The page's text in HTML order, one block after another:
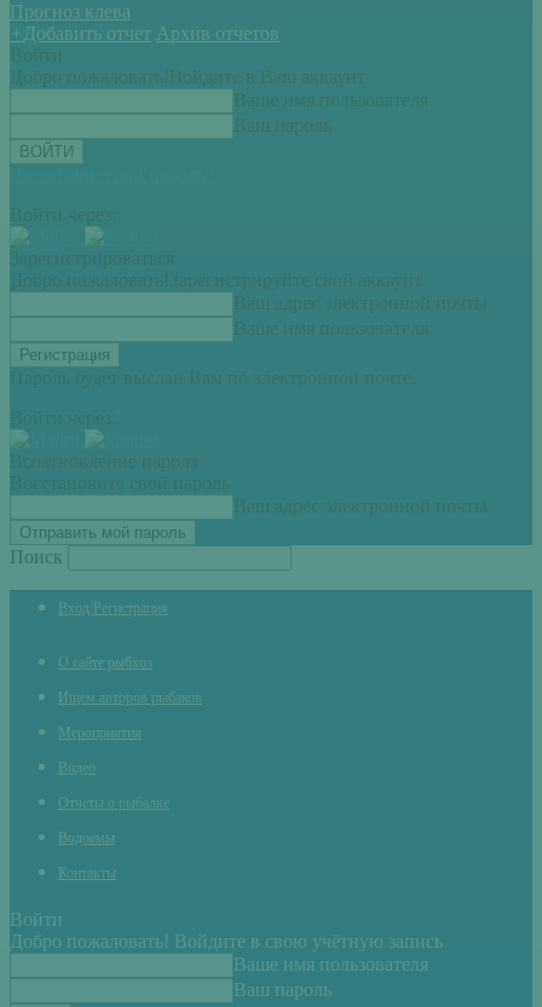
Прогноз клева
+ Добавить отчет Архив отчетов
Войти
Добро пожаловать! Войдите в Ваш аккаунт
Ваше имя пользователя
Ваш пароль
Войти через:
Зарегистрироваться
Добро пожаловать! Зарегистрируйте свой аккаунт
Ваш адрес электронной почты
Ваше имя пользователя
Пароль будет выслан Вам по электронной почте.
Войти через:
Всоатновление пароля
Восстановите свой пароль
Ваш адрес электронной почты
Поиск
Вход/Регистрация
О сайте рыбхоз
Ищем авторов рыбаков
Мероприятия
Видео
Отчеты о рыбалке
Водоемы
Контакты
Войти
Добро пожаловать! Войдите в свою учётную запись
Ваше имя пользователя
Ваш пароль